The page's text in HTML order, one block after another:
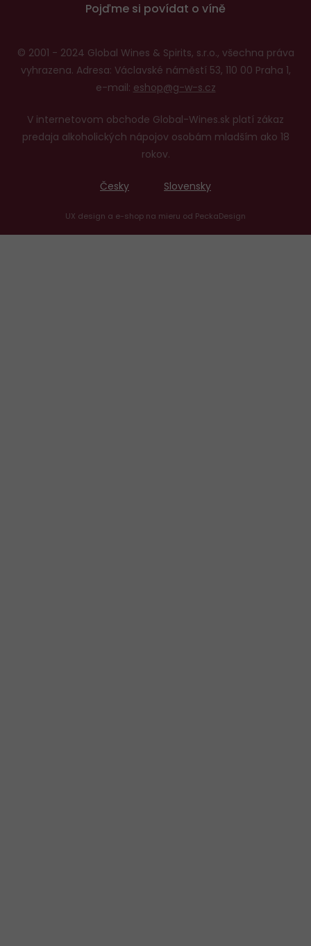
Pojďme si povídat o víně
© 2001 - 2024 Global Wines & Spirits, s.r.o., všechna práva
vyhrazena. Adresa: Václavské náměstí 53, 110 00 Praha 1,
e-mail: eshop@g-w-s.cz
V internetovom obchode Global-Wines.sk platí zákaz
predaja alkoholických nápojov osobám mladším ako 18
rokov.
Česky Slovensky
UX design a e-shop na mieru od PeckaDesign